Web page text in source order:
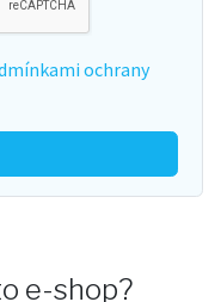
ochrany
e-shop?